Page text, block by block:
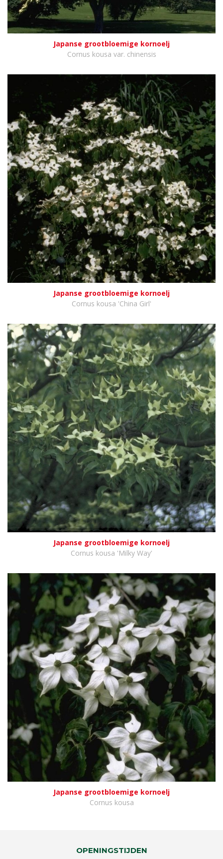
Japanse grootbloemige kornoelj
Cornus kousa var. chinensis
Japanse grootbloemige kornoelj
Cornus kousa 'China Girl'
Japanse grootbloemige kornoelj
Cornus kousa 'Milky Way'
Japanse grootbloemige kornoelj
Cornus kousa
OPENINGSTIJDEN